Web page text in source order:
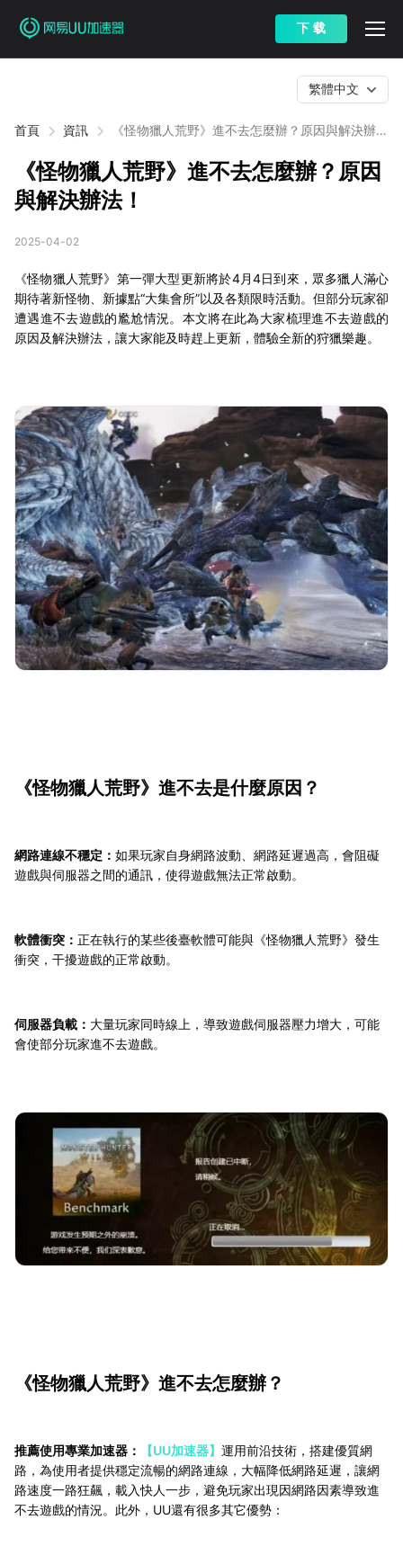
下 载
首頁 資訊
《怪物獵人荒野》進不去怎麼辦？原因與解決辦
繁體中文
《怪物獵人荒野》進不去怎麼辦？原因
與解決辦法！​
2025-04-02
《怪物獵人荒野》第一彈大型更新將於4月4日到來，眾多獵人滿心
期待著新怪物、新據點“大集會所”以及各類限時活動。但部分玩家卻
遭遇進不去遊戲的尷尬情況。本文將在此為大家梳理進不去遊戲的
原因及解決辦法，讓大家能及時趕上更新，體驗全新的狩獵樂趣。
《怪物獵人荒野》進不去是什麼原因？
網路連線不穩定： 如果玩家自身網路波動、網路延遲過高，會阻礙
遊戲與伺服器之間的通訊，使得遊戲無法正常啟動。
軟體衝突： 正在執行的某些後臺軟體可能與《怪物獵人荒野》發生
衝突，干擾遊戲的正常啟動。
伺服器負載： 大量玩家同時線上，導致遊戲伺服器壓力增大，可能
會使部分玩家進不去遊戲。
《怪物獵人荒野》進不去怎麼辦？
推薦使用專業加速器： 【UU加速器】 運用前沿技術，搭建優質網
路，為使用者提供穩定流暢的網路連線，大幅降低網路延遲，讓網
路速度一路狂飆，載入快人一步，避免玩家出現因網路因素導致進
不去遊戲的情況。此外，UU還有很多其它優勢：